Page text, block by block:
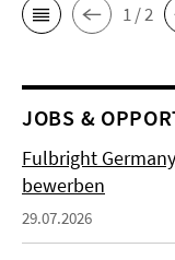
1 / 2
JOBS &
Fulbright
bewerben
29.07.2026